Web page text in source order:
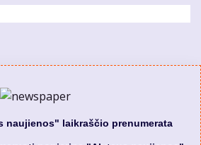
naujienos" laikraščio prenumerata